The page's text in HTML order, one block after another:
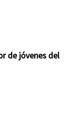
de jóvenes del